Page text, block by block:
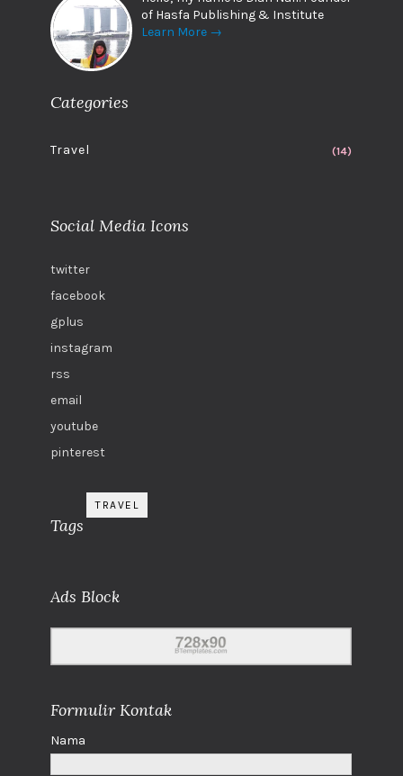
of Hasfa Publishing & Institute
Learn More →
Categories
Travel (14)
Social Media Icons
twitter
facebook
gplus
instagram
rss
email
youtube
pinterest
Tags
TRAVEL
Ads Block
Formulir Kontak
Nama